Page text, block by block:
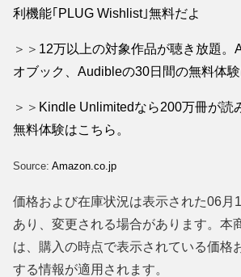
利機能｢PLUG Wishlist｣無料だよ
＞＞ 12万以上の対象作品が聴き放題。
オブック、Audibleの30日間の無料体験
＞＞ Kindle Unlimitedなら200万冊が読
無料体験はこちら。
Source: Amazon.co.jp
価格および在庫状況は表示された06月
あり、変更される場合があります。本
は、購入の時点で表示されている価格
する情報が適用されます。